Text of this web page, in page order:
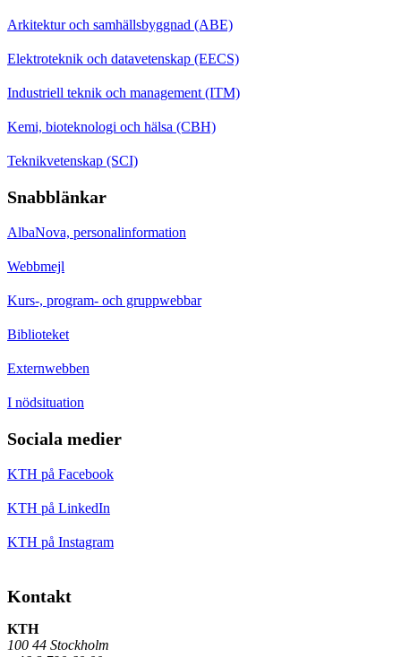
Arkitektur och samhällsbyggnad (ABE)
Elektroteknik och datavetenskap (EECS)
Industriell teknik och management (ITM)
Kemi, bioteknologi och hälsa (CBH)
Teknikvetenskap (SCI)
Snabblänkar
AlbaNova, personalinformation
Webbmejl
Kurs-, program- och gruppwebbar
Biblioteket
Externwebben
I nödsituation
Sociala medier
KTH på Facebook
KTH på LinkedIn
KTH på Instagram
Kontakt
KTH
100 44 Stockholm